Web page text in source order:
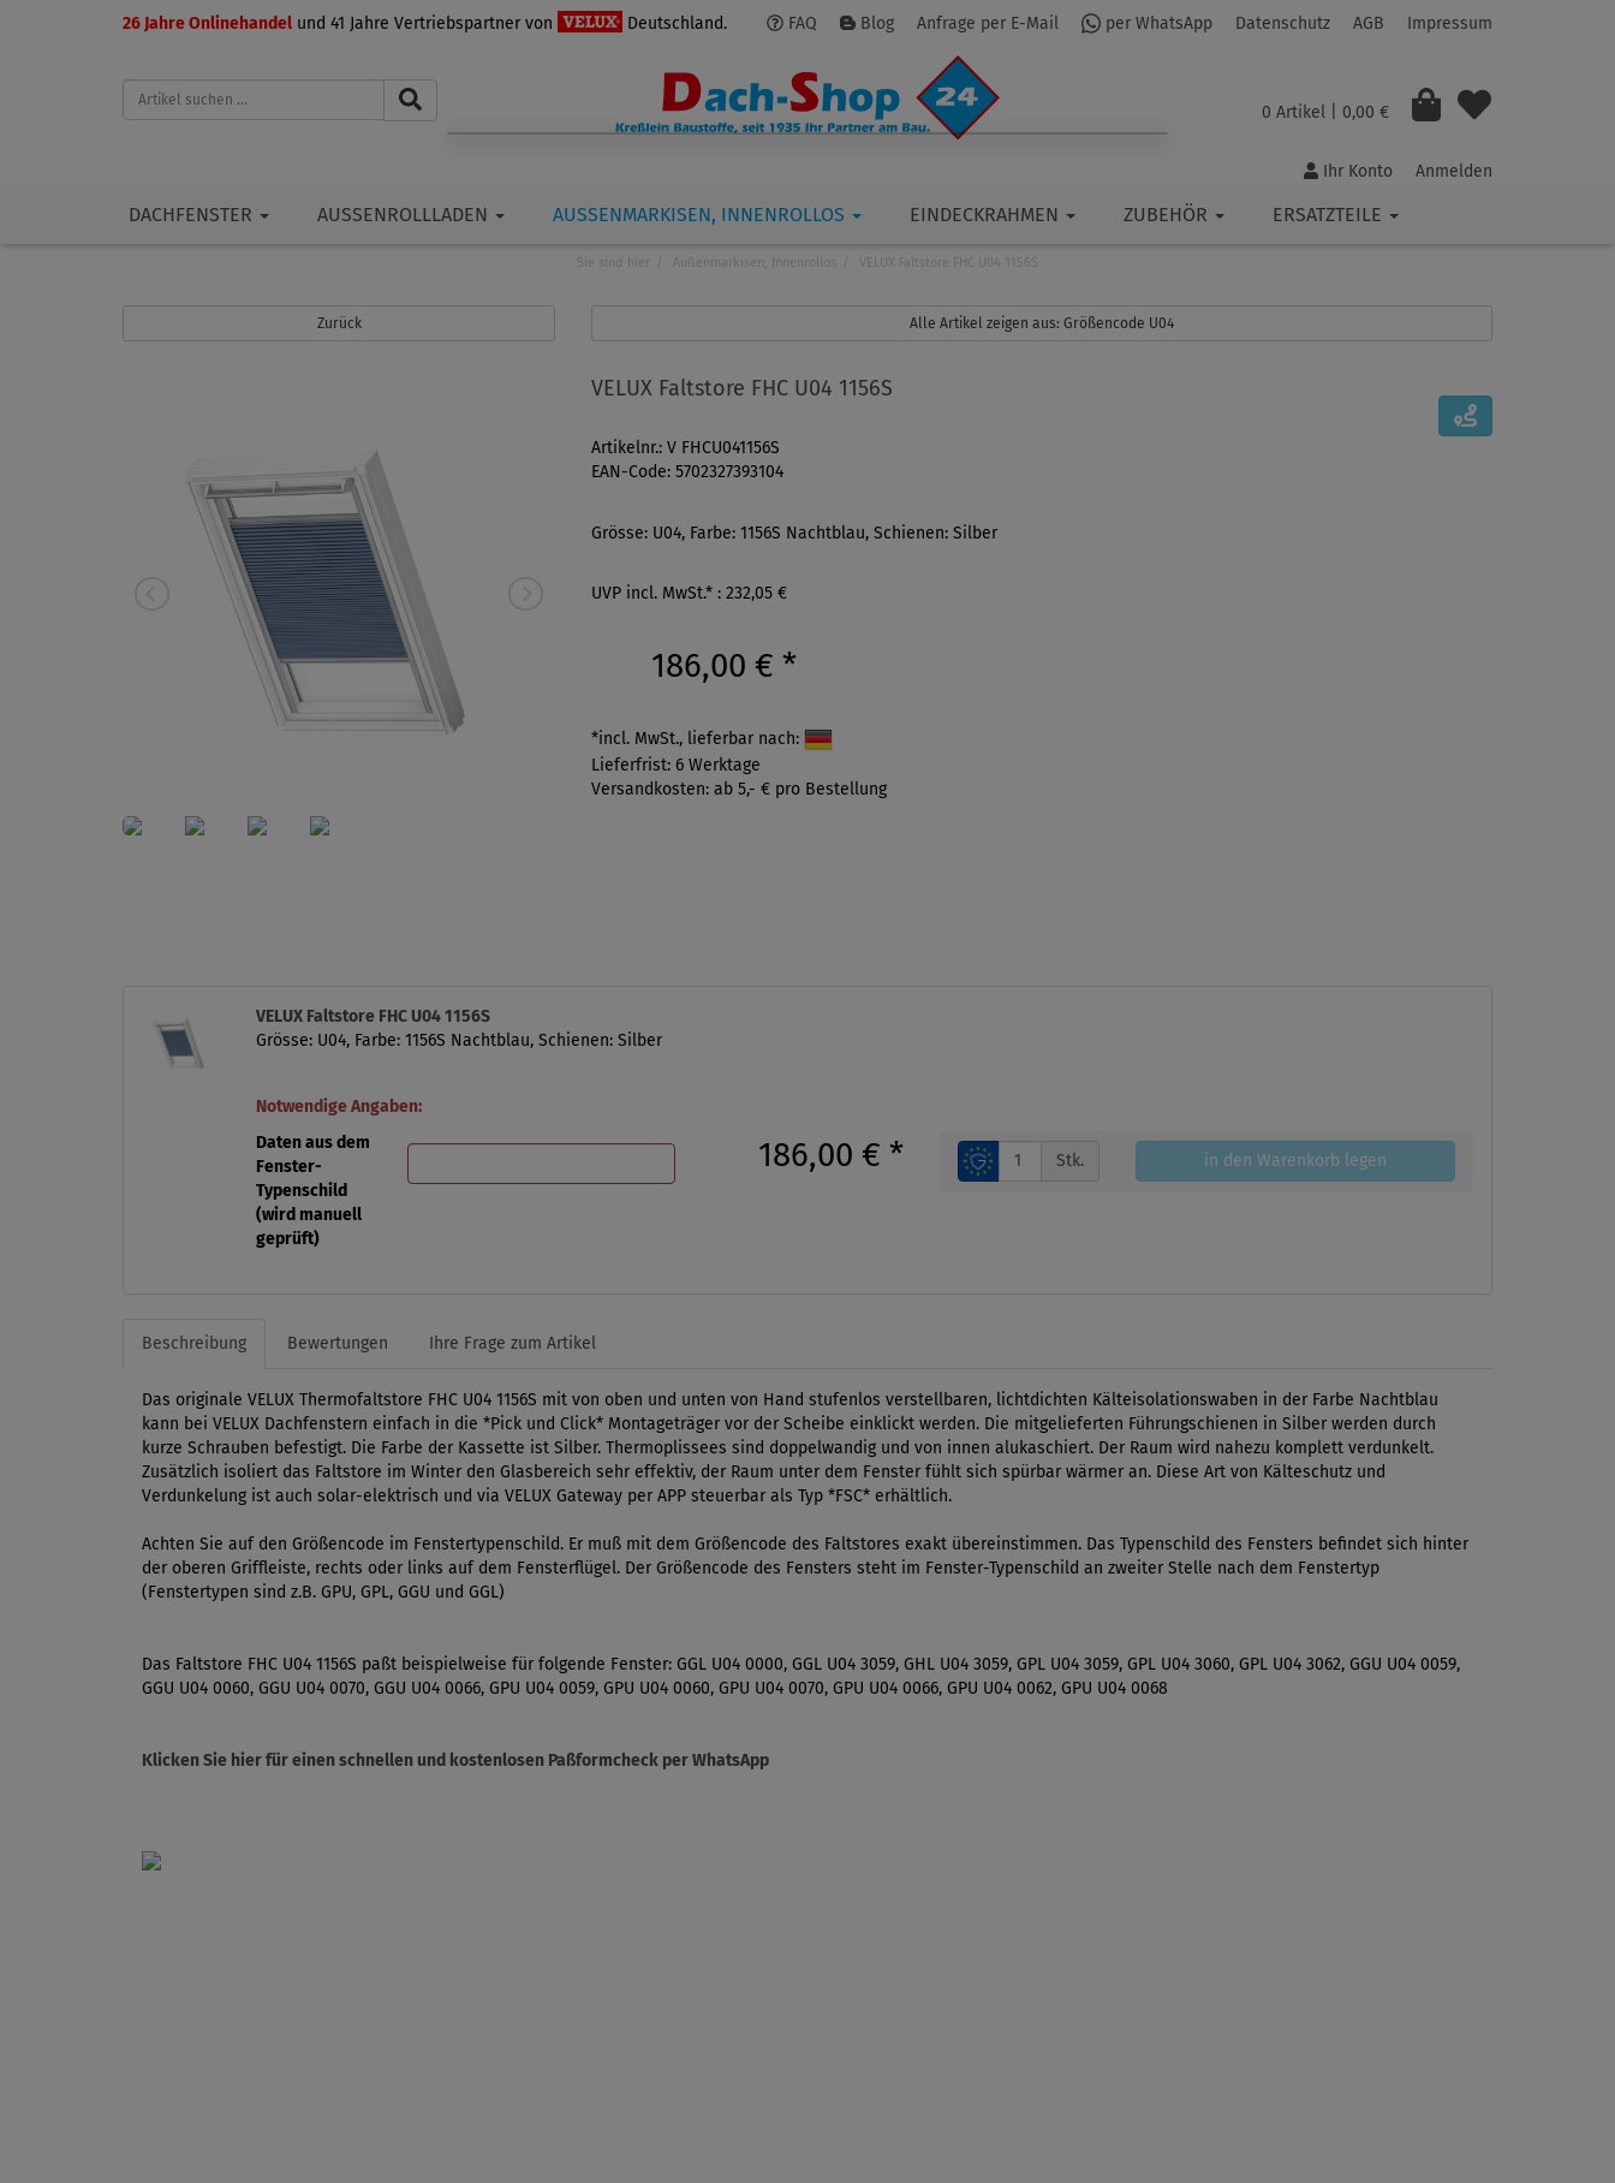
26 Jahre Onlinehandel und 41 Jahre Vertriebspartner von Deutschland. FAQ Blog Anfrage per E-Mail per WhatsApp Datenschutz AGB Impressum
0 Artikel | 0,00 €
Ihr Konto Anmelden
DACHFENSTER AUSSENROLLLADEN AUSSENMARKISEN, INNENROLLOS EINDECKRAHMEN ZUBEHÖR ERSATZTEILE
Sie sind hier Außenmarkisen, Innenrollos VELUX Faltstore FHC U04 1156S
Zurück Alle Artikel zeigen aus: Größencode U04
VELUX Faltstore FHC U04 1156S
Artikelnr.: V FHCU041156S
EAN-Code: 5702327393104
Grösse: U04, Farbe: 1156S Nachtblau, Schienen: Silber
UVP incl. MwSt.* : 232,05 €
186,00 € *
*incl. MwSt., lieferbar nach:
Lieferfrist: 6 Werktage
Versandkosten: ab 5,- € pro Bestellung
VELUX Faltstore FHC U04 1156S
Grösse: U04, Farbe: 1156S Nachtblau, Schienen: Silber
Notwendige Angaben:
Daten aus dem
Fenster-
Typenschild
(wird manuell
geprüft)
186,00 € * Stk. in den Warenkorb legen
Beschreibung Bewertungen Ihre Frage zum Artikel
Das originale VELUX Thermofaltstore FHC U04 1156S mit von oben und unten von Hand stufenlos verstellbaren, lichtdichten Kälteisolationswaben in der Farbe Nachtblau
kann bei VELUX Dachfenstern einfach in die *Pick und Click* Montageträger vor der Scheibe einklickt werden. Die mitgelieferten Führungschienen in Silber werden durch
kurze Schrauben befestigt. Die Farbe der Kassette ist Silber. Thermoplissees sind doppelwandig und von innen alukaschiert. Der Raum wird nahezu komplett verdunkelt.
Zusätzlich isoliert das Faltstore im Winter den Glasbereich sehr effektiv, der Raum unter dem Fenster fühlt sich spürbar wärmer an. Diese Art von Kälteschutz und
Verdunkelung ist auch solar-elektrisch und via VELUX Gateway per APP steuerbar als Typ *FSC* erhältlich.
Achten Sie auf den Größencode im Fenstertypenschild. Er muß mit dem Größencode des Faltstores exakt übereinstimmen. Das Typenschild des Fensters befindet sich hinter
der oberen Griffleiste, rechts oder links auf dem Fensterflügel. Der Größencode des Fensters steht im Fenster-Typenschild an zweiter Stelle nach dem Fenstertyp
(Fenstertypen sind z.B. GPU, GPL, GGU und GGL)
Das Faltstore FHC U04 1156S paßt beispielweise für folgende Fenster: GGL U04 0000, GGL U04 3059, GHL U04 3059, GPL U04 3059, GPL U04 3060, GPL U04 3062, GGU U04 0059,
GGU U04 0060, GGU U04 0070, GGU U04 0066, GPU U04 0059, GPU U04 0060, GPU U04 0070, GPU U04 0066, GPU U04 0062, GPU U04 0068
Klicken Sie hier für einen schnellen und kostenlosen Paßformcheck per WhatsApp